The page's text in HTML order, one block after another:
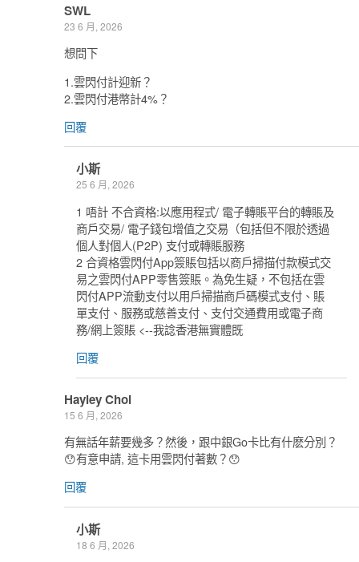
SWL
23 6 月, 2026
想問下
1.雲閃付計迎新？
2.雲閃付港幣計4%？
回覆
小斯
25 6 月, 2026
1 唔計 不合資格:以應用程式/ 電子轉賬平台的轉賬及
商戶交易/ 電子錢包增值之交易（包括但不限於透過
個人對個人(P2P) 支付或轉賬服務
2 合資格雲閃付App簽賬包括以商戶掃描付款模式交
易之雲閃付APP零售簽賬。為免生疑，不包括在雲
閃付APP流動支付以用戶掃描商戶碼模式支付、賬
單支付、服務或慈善支付、支付交通費用或電子商
務/網上簽賬 <--我諗香港無實體既
回覆
Hayley Choi
15 6 月, 2026
有無話年薪要幾多？然後，跟中銀Go卡比有什麽分別？
😯有意申請, 這卡用雲閃付著數？😯
回覆
小斯
18 6 月, 2026